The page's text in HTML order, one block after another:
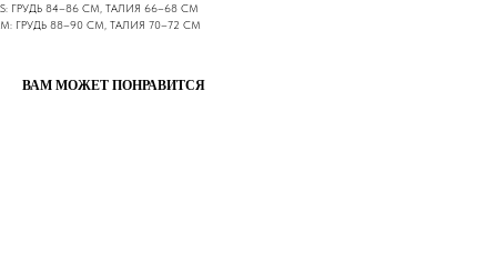
S: ГРУДЬ 84–86 СМ, ТАЛИЯ 66–68 СМ
M: ГРУДЬ 88–90 СМ, ТАЛИЯ 70–72 СМ
ВАМ МОЖЕТ ПОНРАВИТСЯ